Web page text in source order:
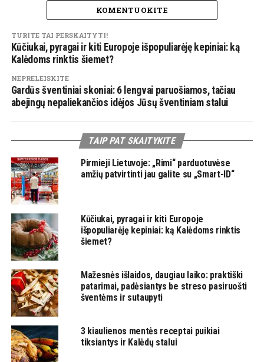
KOMENTUOKITE
TURITE TAI PERSKAITYTI!
Kūčiukai, pyragai ir kiti Europoje išpopuliarėję kepiniai: ką
Kalėdoms rinktis šiemet?
NEPRELEISKITE
Gardūs šventiniai skoniai: 6 lengvai paruošiamos, tačiau
abejingų nepaliekančios idėjos Jūsų šventiniam stalui
TAIP PAT SKAITYKITE
Pirmieji Lietuvoje: „Rimi“ parduotuvėse
amžių patvirtinti jau galite su „Smart-ID“
Kūčiukai, pyragai ir kiti Europoje
išpopuliarėję kepiniai: ką Kalėdoms rinktis
šiemet?
Mažesnės išlaidos, daugiau laiko: praktiški
patarimai, padėsiantys be streso pasiruošti
šventėms ir sutaupyti
3 kiaulienos mentės receptai puikiai
tiksiantys ir Kalėdų stalui